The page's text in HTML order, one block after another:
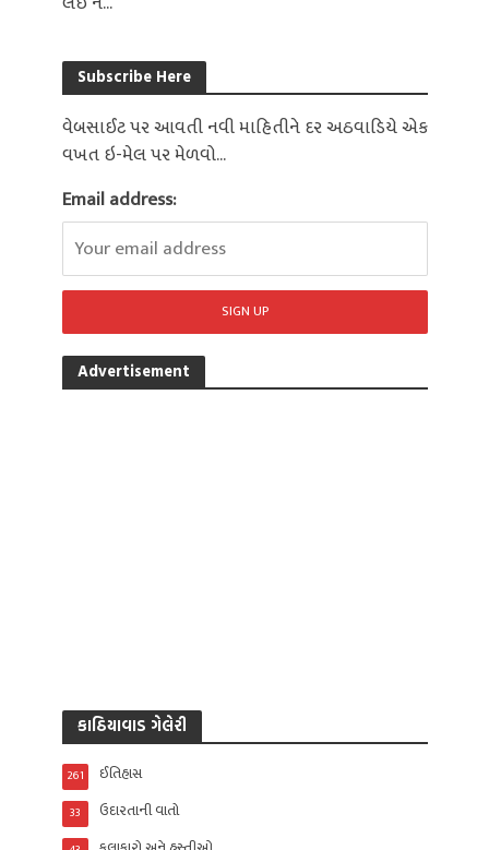
Subscribe Here
વેબસાઈટ પર આવતી નવી માહિતીને દર અઠવાડિયે એક
વખત ઇ-મેલ પર મેળવો...
Email address:
Advertisement
કાઠિયાવાડ ગેલેરી
ઈતિહાસ
261
ઉદારતાની વાતો
33